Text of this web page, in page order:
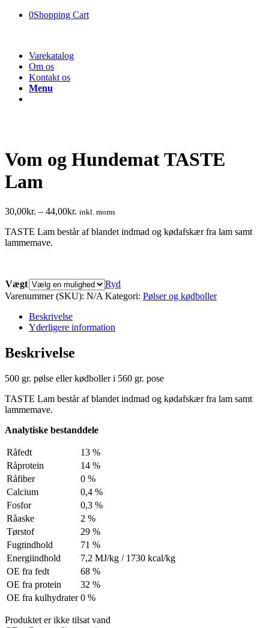
0Shopping Cart
Varekatalog
Om os
Kontakt os
Menu
Vom og Hundemat TASTE
Lam
30,00kr. – 44,00kr. inkl. moms
TASTE Lam består af blandet indmad og kødafskær fra lam samt
lammemave.
Vægt
Ryd
Varenummer (SKU): N/A Kategori: Pølser og kødboller
Beskrivelse
Yderligere information
Beskrivelse
500 gr. pølse eller kødboller i 560 gr. pose
TASTE Lam består af blandet indmad og kødafskær fra lam samt
lammemave.
Analytiske bestanddele
Råfedt
13 %
Råprotein
14 %
Råfiber
0 %
Calcium
0,4 %
Fosfor
0,3 %
Råaske
2 %
Tørstof
29 %
Fugtindhold
71 %
Energiindhold
7,2 MJ/kg / 1730 kcal/kg
OE fra fedt
68 %
OE fra protein
32 %
OE fra kulhydrater 0 %
Produktet er ikke tilsat vand